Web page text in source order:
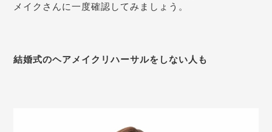
メイクさんに一度確認してみましょう。
結婚式のヘアメイクリハーサルをしない人も